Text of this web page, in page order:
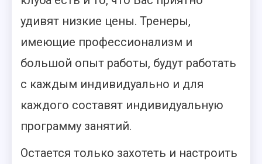
удивят низкие цены. Тренеры,
имеющие профессионализм и
большой опыт работы, будут работать
с каждым индивидуально и для
каждого составят индивидуальную
программу занятий.
Остается только захотеть и настроить